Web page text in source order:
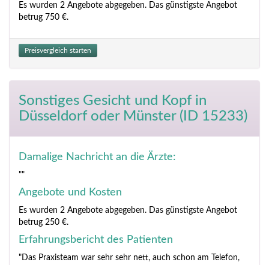
Es wurden 2 Angebote abgegeben. Das günstigste Angebot
betrug 750 €.
Preisvergleich starten
Sonstiges Gesicht und Kopf in
Düsseldorf oder Münster (ID 15233)
Damalige Nachricht an die Ärzte:
""
Angebote und Kosten
Es wurden 2 Angebote abgegeben. Das günstigste Angebot
betrug 250 €.
Erfahrungsbericht des Patienten
"Das Praxisteam war sehr sehr nett, auch schon am Telefon,